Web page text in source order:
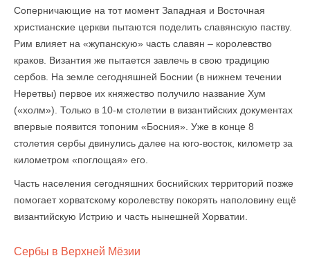
Соперничающие на тот момент Западная и Восточная
христианские церкви пытаются поделить славянскую паству.
Рим влияет на «жупанскую» часть славян – королевство
краков. Византия же пытается завлечь в свою традицию
сербов. На земле сегодняшней Боснии (в нижнем течении
Неретвы) первое их княжество получило название Хум
(«холм»). Только в 10-м столетии в византийских документах
впервые появится топоним «Босния». Уже в конце 8
столетия сербы двинулись далее на юго-восток, километр за
километром «поглощая» его.
Часть населения сегодняшних боснийских территорий позже
помогает хорватскому королевству покорять наполовину ещё
византийскую Истрию и часть нынешней Хорватии.
Сербы в Верхней Мёзии